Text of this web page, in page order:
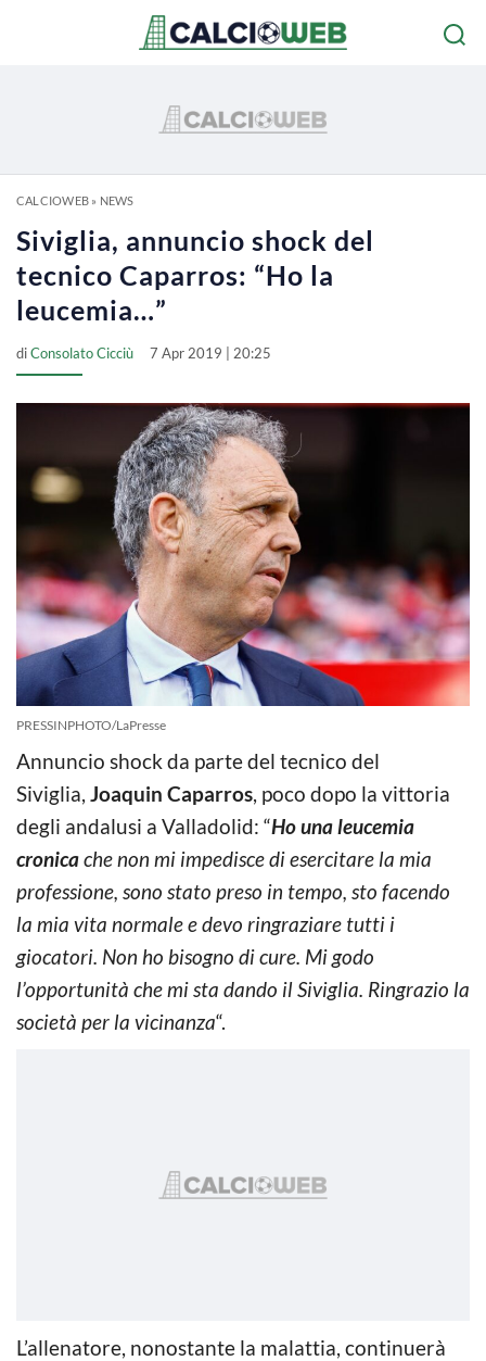
CALCIOWEB» NEWS
Siviglia, annuncio shock del
tecnico Caparros: “Ho la
leucemia…”
diConsolato Cicciù 7 Apr 2019 | 20:25
PRESSINPHOTO/LaPresse
Annuncio shock da parte del tecnico del
Siviglia, Joaquin Caparros, poco dopo la vittoria
degli andalusi a Valladolid: “Ho una leucemia
cronicache non mi impedisce di esercitare la mia
professione, sono stato preso in tempo, sto facendo
la mia vita normale e devo ringraziare tutti i
giocatori. Non ho bisogno di cure. Mi godo
l’opportunità che mi sta dando il Siviglia. Ringrazio la
società per la vicinanza“.
L’allenatore, nonostante la malattia, continuerà